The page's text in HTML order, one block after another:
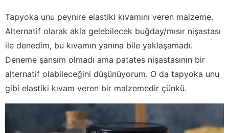
Tapyoka unu peynire elastiki kıvamını veren malzeme.
Alternatif olarak akla gelebilecek buğday/mısır nişastası
ile denedim, bu kıvamın yanına bile yaklaşamadı.
Deneme şansım olmadı ama patates nişastasının bir
alternatif olabileceğini düşünüyorum. O da tapyoka unu
gibi elastiki kıvam veren bir malzemedir çünkü.